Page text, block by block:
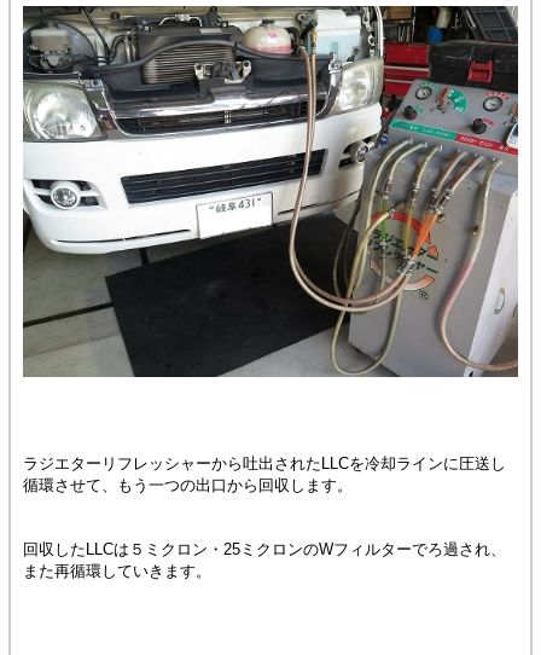
ラジエターリフレッシャーから吐出されたLLCを冷却ラインに圧送し
循環させて、もう一つの出口から回収します。
回収したLLCは５ミクロン・25ミクロンのWフィルターでろ過され、
また再循環していきます。